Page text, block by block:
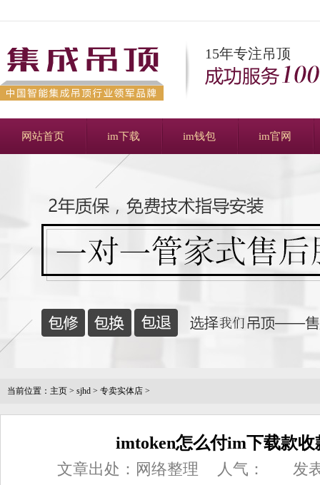
15年专注吊顶
网站首页 im下载 im钱包 im官网
当前位置： 主页 > sjhd > 专卖实体店 >
imtoken怎么付im下载款收
文章出处：网络整理 人气： 发